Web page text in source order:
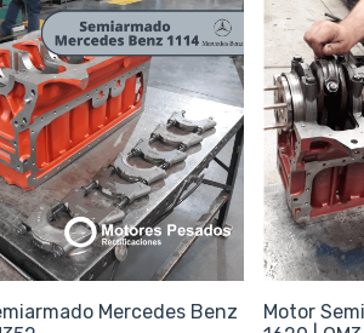
Mercedes Benz
Motor